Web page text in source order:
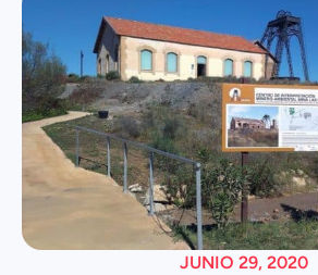
JUNIO 29, 2020